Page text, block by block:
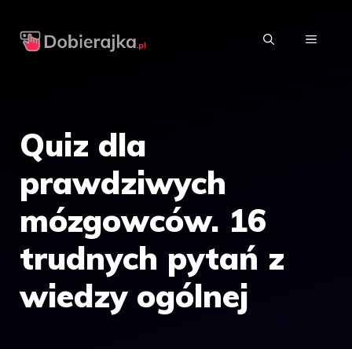
MENU
Quiz dla
prawdziwych
mózgowców. 16
trudnych pytań z
wiedzy ogólnej